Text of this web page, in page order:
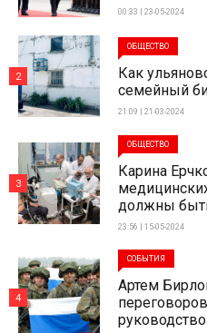
00:33 | 23-05-2024
ОБЩЕСТВО
Как
семейный
21:09 | 21-03-2024
2
ОБЩЕСТВО
Карина
должны
23:56 | 15-05-2024
3
СОБЫТИЯ
Артем
4